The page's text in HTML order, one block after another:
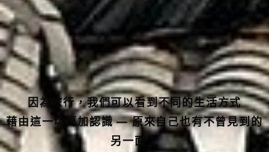
因為旅行，我們可以看到不同的生活方式
藉由這一切更加認識 — 原來自己也有不曾見到的
另一面！
就讓我們為您安排最美好的假期